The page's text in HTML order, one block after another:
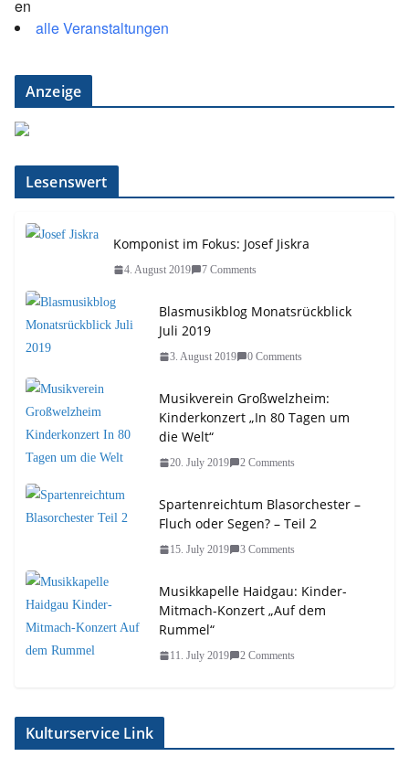
alle Veranstaltungen
Anzeige
Lesenswert
Komponist im Fokus: Josef Jiskra
4. August 2019 7 Comments
Blasmusikblog Monatsrückblick
Juli 2019
3. August 2019 0 Comments
Musikverein Großwelzheim:
Kinderkonzert „In 80 Tagen um
die Welt“
20. July 2019 2 Comments
Spartenreichtum Blasorchester –
Fluch oder Segen? – Teil 2
15. July 2019 3 Comments
Musikkapelle Haidgau: Kinder-
Mitmach-Konzert „Auf dem
Rummel“
11. July 2019 2 Comments
Kulturservice Link